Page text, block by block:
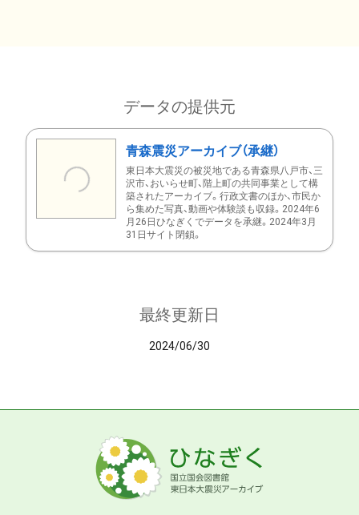
データの提供元
青森震災アーカイブ（承継）
東日本大震災の被災地である青森県八戸市、三
沢市、おいらせ町、階上町の共同事業として構
築されたアーカイブ。行政文書のほか、市民か
ら集めた写真、動画や体験談も収録。2024年6
月26日ひなぎくでデータを承継。2024年3月
31日サイト閉鎖。
最終更新日
2024/06/30